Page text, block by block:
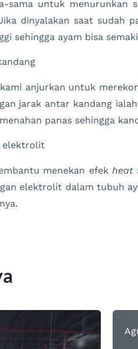
sama untuk menurunkan
dinyalakan saat sudah
sehingga ayam bisa
anjurkan untuk
jarak antar kandang
panas sehingga
elektrolit
menekan efekheat
elektrolit dalam tubuh